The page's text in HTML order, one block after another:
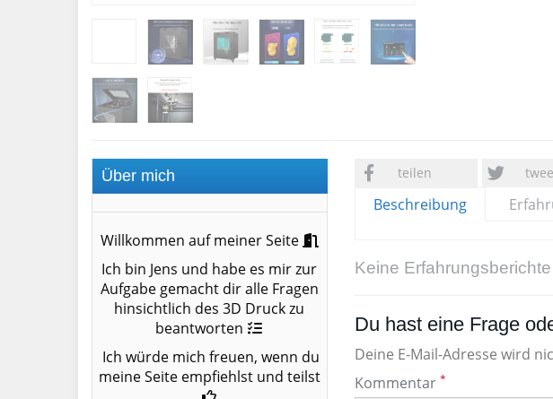
teilen
Beschreibung
Keine
Du hast eine Frage
Deine E-Mail-Adresse wird
Kommentar *
Über mich
Willkommen auf meiner Seite
Ich bin Jens und habe es mir zur
Aufgabe gemacht dir alle Fragen
hinsichtlich des 3D Druck zu
beantworten
Ich würde mich freuen, wenn du
meine Seite empfiehlst und teilst